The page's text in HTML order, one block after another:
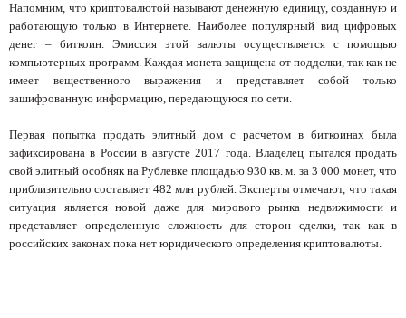
Напомним, что криптовалютой называют денежную единицу, созданную и
работающую только в Интернете. Наиболее популярный вид цифровых
денег – биткоин. Эмиссия этой валюты осуществляется с помощью
компьютерных программ. Каждая монета защищена от подделки, так как не
имеет вещественного выражения и представляет собой только
зашифрованную информацию, передающуюся по сети.
Первая попытка продать элитный дом с расчетом в биткоинах была
зафиксирована в России в августе 2017 года. Владелец пытался продать
свой элитный особняк на Рублевке площадью 930 кв. м. за 3 000 монет, что
приблизительно составляет 482 млн рублей. Эксперты отмечают, что такая
ситуация является новой даже для мирового рынка недвижимости и
представляет определенную сложность для сторон сделки, так как в
российских законах пока нет юридического определения криптовалюты.